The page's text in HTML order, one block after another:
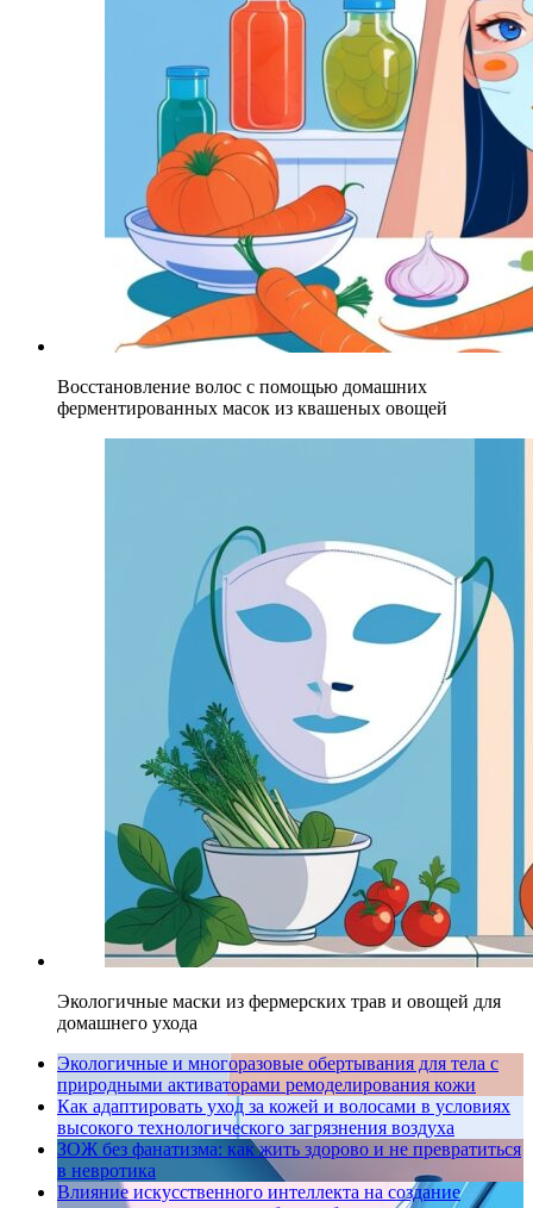
Восстановление волос с помощью домашних
ферментированных масок из квашеных овощей
Экологичные маски из фермерских трав и овощей для
домашнего ухода
Экологичные и многоразовые обертывания для тела с
природными активаторами ремоделирования кожи
Как адаптировать уход за кожей и волосами в условиях
высокого технологического загрязнения воздуха
ЗОЖ без фанатизма: как жить здорово и не превратиться
в невротика
Влияние искусственного интеллекта на создание